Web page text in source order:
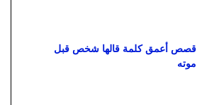
قصص أعمق كلمة قالها شخص قبل
موته